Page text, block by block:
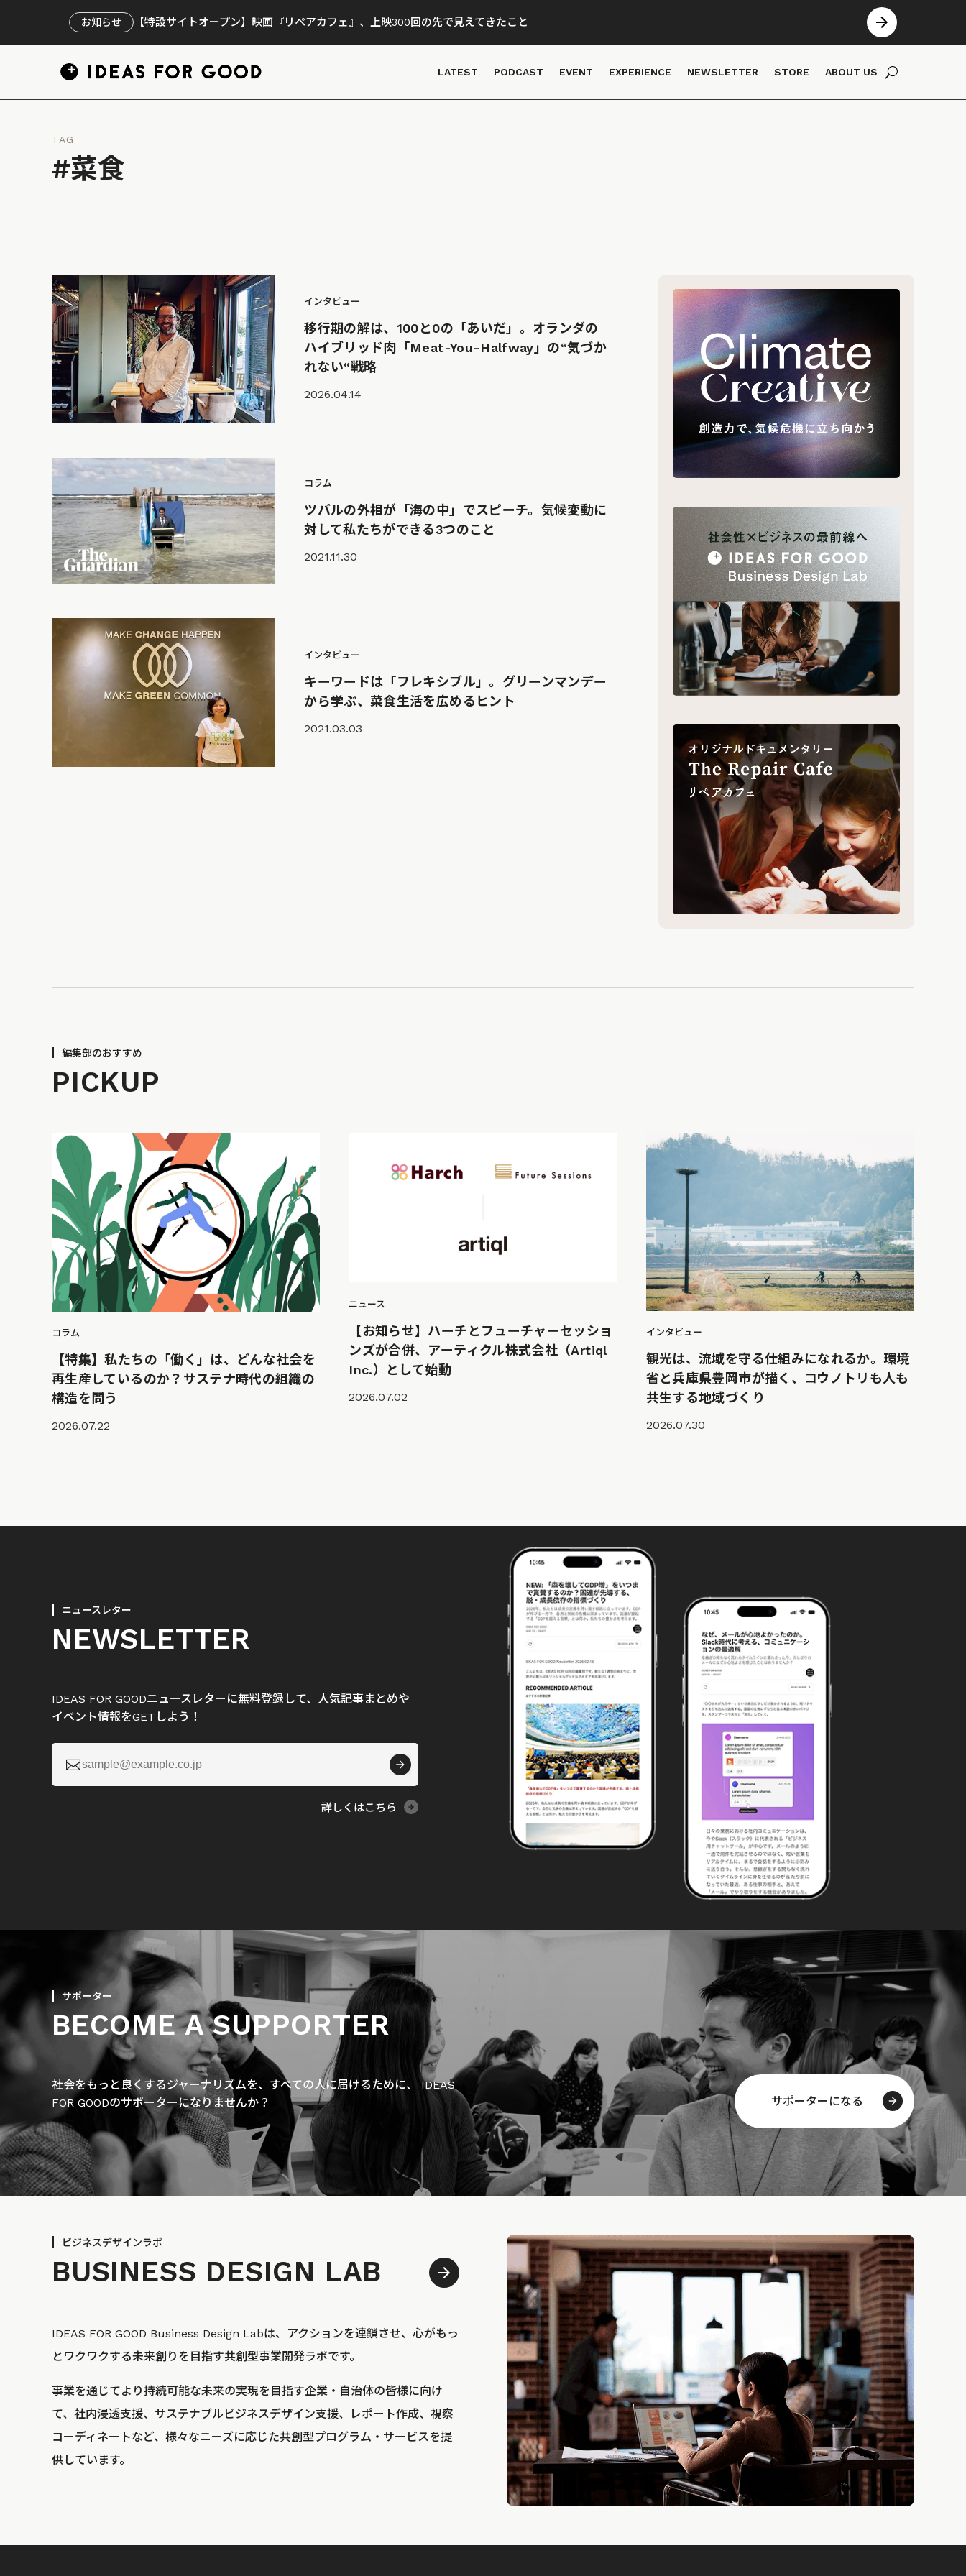
お知らせ 【特設サイトオープン】映画『リペアカフェ』、上映300回の先で見えてきたこと
LATEST PODCAST EVENT EXPERIENCE NEWSLETTER STORE ABOUT US
TAG
#菜食
インタビュー
移行期の解は、100と0の「あいだ」。オランダの
ハイブリッド肉「Meat-You-Halfway」の“気づか
れない“戦略
2026.04.14
コラム
ツバルの外相が「海の中」でスピーチ。気候変動に
対して私たちができる3つのこと
2021.11.30
インタビュー
キーワードは「フレキシブル」。グリーンマンデー
から学ぶ、菜食生活を広めるヒント
2021.03.03
編集部のおすすめ
PICKUP
コラム
【特集】私たちの「働く」は、どんな社会を
再生産しているのか？サステナ時代の組織の
構造を問う
2026.07.22
ニュース
【お知らせ】ハーチとフューチャーセッショ
ンズが合併、アーティクル株式会社（Artiql
Inc.）として始動
2026.07.02
インタビュー
観光は、流域を守る仕組みになれるか。環境
省と兵庫県豊岡市が描く、コウノトリも人も
共生する地域づくり
2026.07.30
ニュースレター
NEWSLETTER
IDEAS FOR GOODニュースレターに無料登録して、人気記事まとめや
イベント情報をGETしよう！

詳しくはこちら
サポーター
BECOME A SUPPORTER
社会をもっと良くするジャーナリズムを、すべての人に届けるために、 IDEAS
FOR GOODのサポーターになりませんか？
サポーターになる
ビジネスデザインラボ
BUSINESS DESIGN LAB
IDEAS FOR GOOD Business Design Labは、アクションを連鎖させ、心がもっ
とワクワクする未来創りを目指す共創型事業開発ラボです。
事業を通じてより持続可能な未来の実現を目指す企業・自治体の皆様に向け
て、社内浸透支援、サステナブルビジネスデザイン支援、レポート作成、視察
コーディネートなど、様々なニーズに応じた共創型プログラム・サービスを提
供しています。